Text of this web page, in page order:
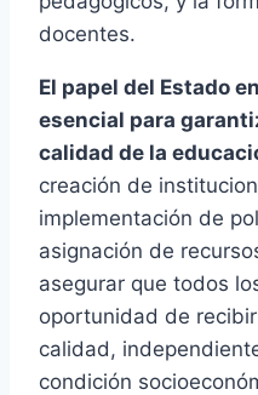
docentes.
El papel del Estado
esencial para
calidad de la
creación de
implementación de
asignación de
asegurar que todos
oportunidad de
calidad,
condición